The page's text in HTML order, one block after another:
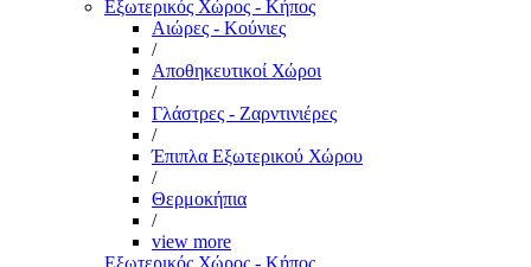
Εξωτερικός Χώρος - Κήπος
Αιώρες - Κούνιες
/
Αποθηκευτικοί Χώροι
/
Γλάστρες - Ζαρντινιέρες
/
Έπιπλα Εξωτερικού Χώρου
/
Θερμοκήπια
/
view more
Εξωτερικός Χώρος - Κήπος